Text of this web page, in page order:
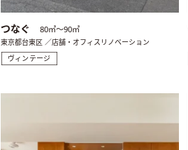
つなぐ 80㎡〜90㎡
東京都台東区 ／店舗・オフィスリノベーション
ヴィンテージ